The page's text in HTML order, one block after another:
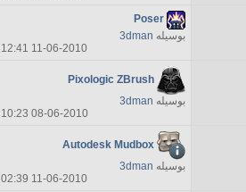
Poser
بوسیله 3dman
11-06-2010
12:41 AM
Pixologic ZBrush
بوسیله 3dman
08-06-2010
10:23 PM
Autodesk Mudbox
بوسیله 3dman
11-06-2010
02:39 PM